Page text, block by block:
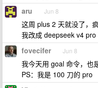
aru Jun 8
这周 plus 2 天就没了，疯
我改成 deepseek v4 pro
fovecifer Jun 8
我今天用 goal 命令，也
PS：我是 100 刀的 pro